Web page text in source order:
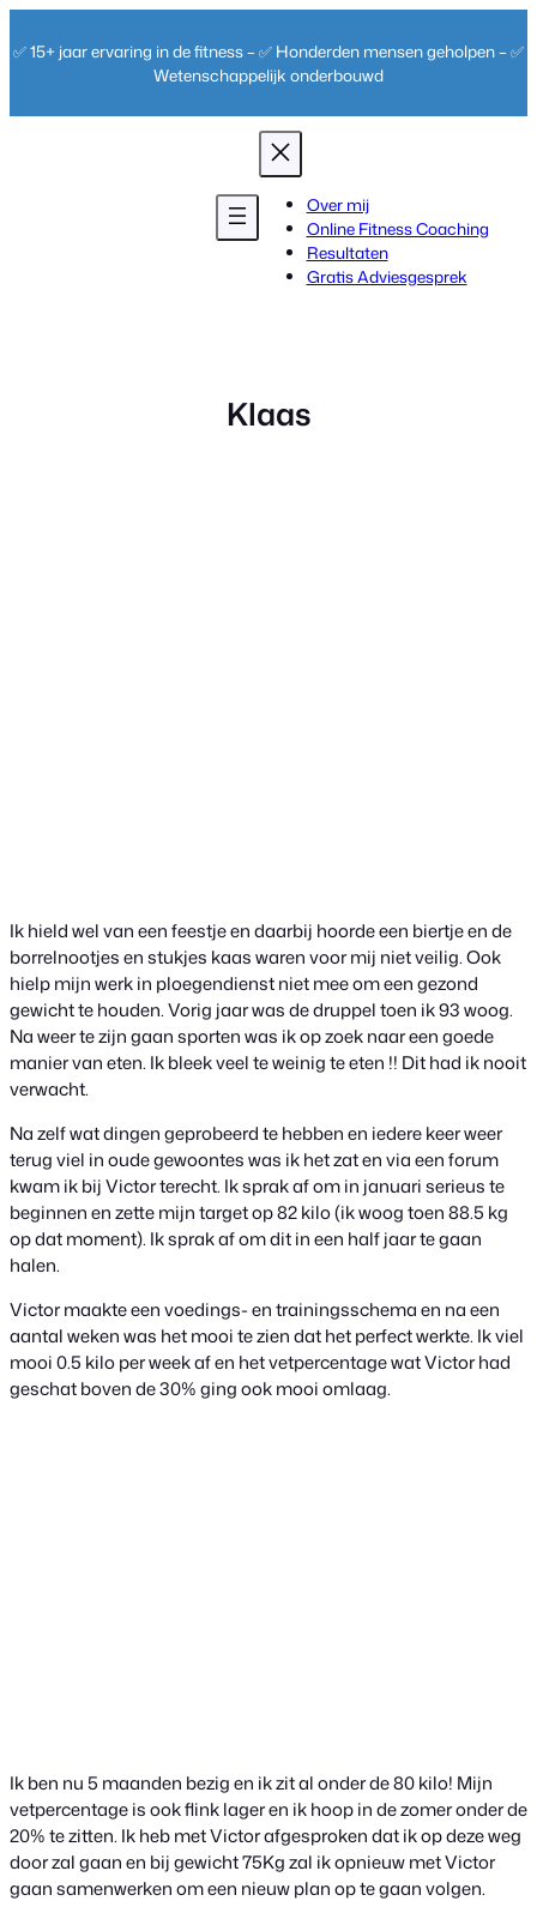
naar
✅ 15+ jaar ervaring in de fitness – ✅ Honderden mensen geholpen – ✅
Wetenschappelijk onderbouwd
Over mij
Online Fitness Coaching
Resultaten
Gratis Adviesgesprek
Klaas
Ik hield wel van een feestje en daarbij hoorde een biertje en de
borrelnootjes en stukjes kaas waren voor mij niet veilig. Ook
hielp mijn werk in ploegendienst niet mee om een gezond
gewicht te houden. Vorig jaar was de druppel toen ik 93 woog.
Na weer te zijn gaan sporten was ik op zoek naar een goede
manier van eten. Ik bleek veel te weinig te eten !! Dit had ik nooit
verwacht.
Na zelf wat dingen geprobeerd te hebben en iedere keer weer
terug viel in oude gewoontes was ik het zat en via een forum
kwam ik bij Victor terecht. Ik sprak af om in januari serieus te
beginnen en zette mijn target op 82 kilo (ik woog toen 88.5 kg
op dat moment). Ik sprak af om dit in een half jaar te gaan
halen.
Victor maakte een voedings- en trainingsschema en na een
aantal weken was het mooi te zien dat het perfect werkte. Ik viel
mooi 0.5 kilo per week af en het vetpercentage wat Victor had
geschat boven de 30% ging ook mooi omlaag.
Ik ben nu 5 maanden bezig en ik zit al onder de 80 kilo! Mijn
vetpercentage is ook flink lager en ik hoop in de zomer onder de
20% te zitten. Ik heb met Victor afgesproken dat ik op deze weg
door zal gaan en bij gewicht 75Kg zal ik opnieuw met Victor
gaan samenwerken om een nieuw plan op te gaan volgen.